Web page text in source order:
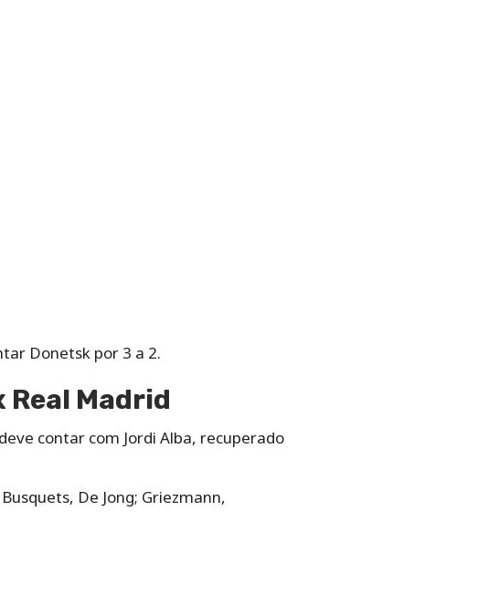
Donetsk por 3 a 2.
Real Madrid
contar com Jordi Alba, recuperado
De Jong; Griezmann,